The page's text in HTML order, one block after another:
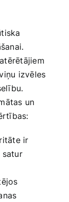
izvēles
un
ir
satur